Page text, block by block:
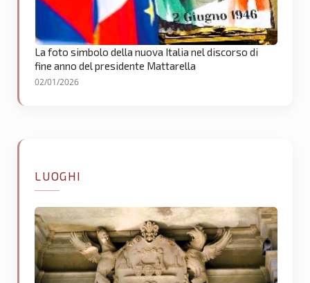
La foto simbolo della nuova Italia nel discorso di
fine anno del presidente Mattarella
02/01/2026
LUOGHI